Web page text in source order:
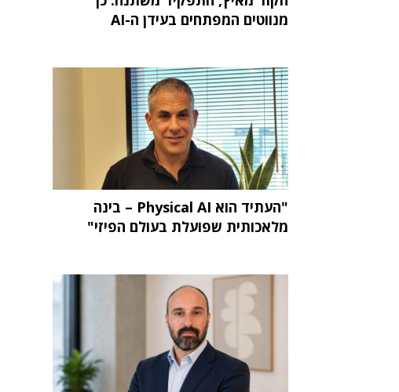
מנווטים המפתחים בעידן ה-AI
"העתיד הוא Physical AI – בינה
מלאכותית שפועלת בעולם הפיזי"